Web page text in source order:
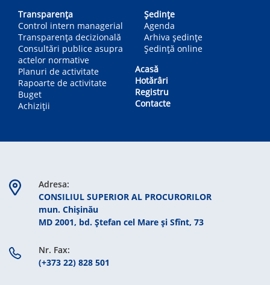
Transparența
Control intern managerial
Transparența decizională
Consultări publice asupra
actelor normative
Planuri de activitate
Rapoarte de activitate
Buget
Achiziții
Ședințe
Agenda
Arhiva ședințe
Ședință online
Acasă
Hotărâri
Registru
Contacte
Adresa:
CONSILIUL SUPERIOR AL PROCURORILOR
mun. Chişinău
MD 2001, bd. Ștefan cel Mare şi Sfînt, 73
Nr. Fax:
(+373 22) 828 501